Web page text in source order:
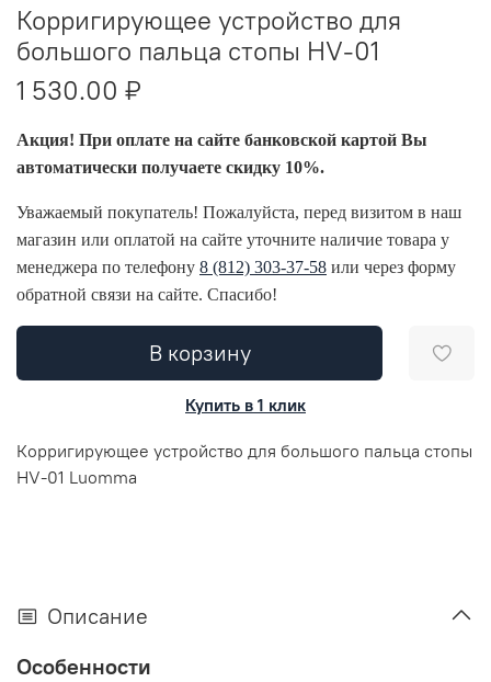
Корригирующее устройство для
большого пальца стопы НV-01
1 530.00 ₽
Акция! При оплате на сайте банковской картой Вы
автоматически получаете скидку 10%.
Уважаемый покупатель! Пожалуйста, перед визитом в наш
магазин или оплатой на сайте уточните наличие товара у
менеджера по телефону 8 (812) 303-37-58 или через форму
обратной связи на сайте. Спасибо!
В корзину
Купить в 1 клик
Корригирующее устройство для большого пальца стопы
НV-01 Luomma
Описание
Особенности